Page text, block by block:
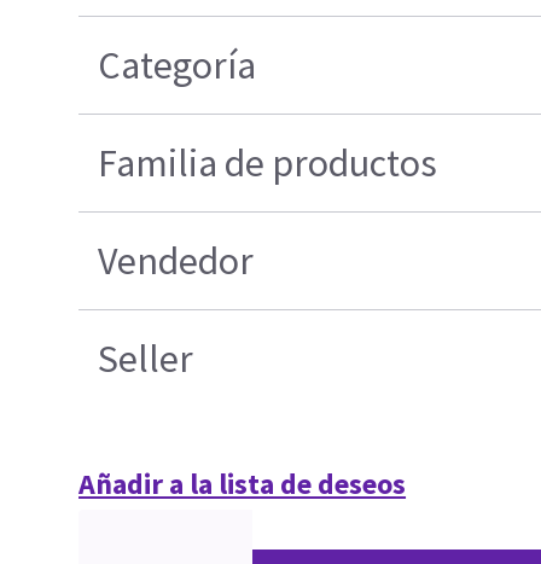
Categoría
Familia de productos
Vendedor
Seller
Añadir a la lista de deseos